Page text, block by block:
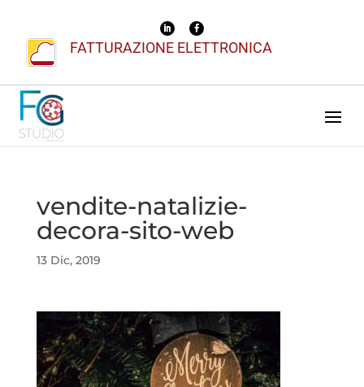
FATTURAZIONE ELETTRONICA
vendite-natalizie-
decora-sito-web
13 Dic, 2019